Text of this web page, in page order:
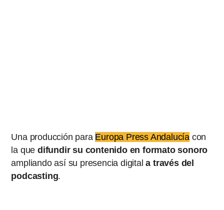
Una producción para Europa Press Andalucía con
la que difundir su contenido en formato sonoro
ampliando así su presencia digitala través del
podcasting.